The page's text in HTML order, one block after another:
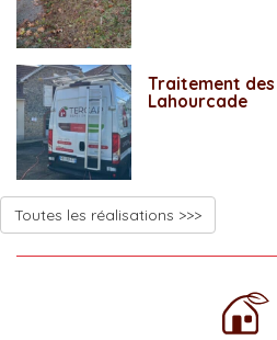
Traitement
Lahourcade
Toutes les réalisations >>>